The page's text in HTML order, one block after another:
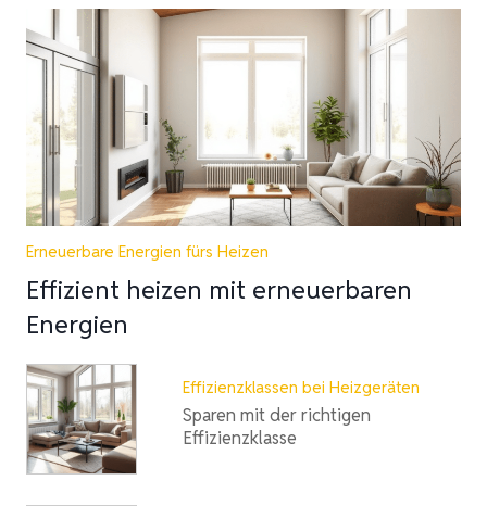
Erneuerbare Energien fürs Heizen
Effizient heizen mit erneuerbaren
Energien
Effizienzklassen bei Heizgeräten
Sparen mit der richtigen
Effizienzklasse